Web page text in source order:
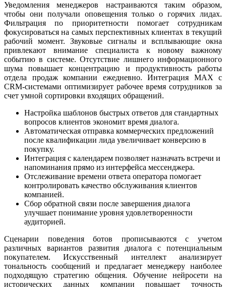
Уведомления менеджеров настраиваются таким образом,
чтобы они получали оповещения только о горячих лидах.
Фильтрация по приоритетности помогает сотрудникам
фокусироваться на самых перспективных клиентах в текущий
рабочий момент. Звуковые сигналы и всплывающие окна
привлекают внимание специалиста к новому важному
событию в системе. Отсутствие лишнего информационного
шума повышает концентрацию и продуктивность работы
отдела продаж компании ежедневно. Интеграция MAX с
CRM-системами оптимизирует рабочее время сотрудников за
счет умной сортировки входящих обращений.
Настройка шаблонов быстрых ответов для стандартных
вопросов клиентов экономит время диалога.
Автоматическая отправка коммерческих предложений
после квалификации лида увеличивает конверсию в
покупку.
Интеграция с календарем позволяет назначать встречи и
напоминания прямо из интерфейса мессенджера.
Отслеживание времени ответа оператора помогает
контролировать качество обслуживания клиентов
компанией.
Сбор обратной связи после завершения диалога
улучшает понимание уровня удовлетворенности
аудиторией.
Сценарии поведения ботов прописываются с учетом
различных вариантов развития диалога с потенциальным
покупателем. Искусственный интеллект анализирует
тональность сообщений и предлагает менеджеру наиболее
подходящую стратегию общения. Обучение нейросети на
исторических данных компании повышает точность